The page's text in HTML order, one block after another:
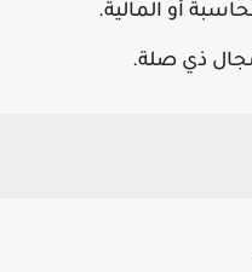
أو المالية.